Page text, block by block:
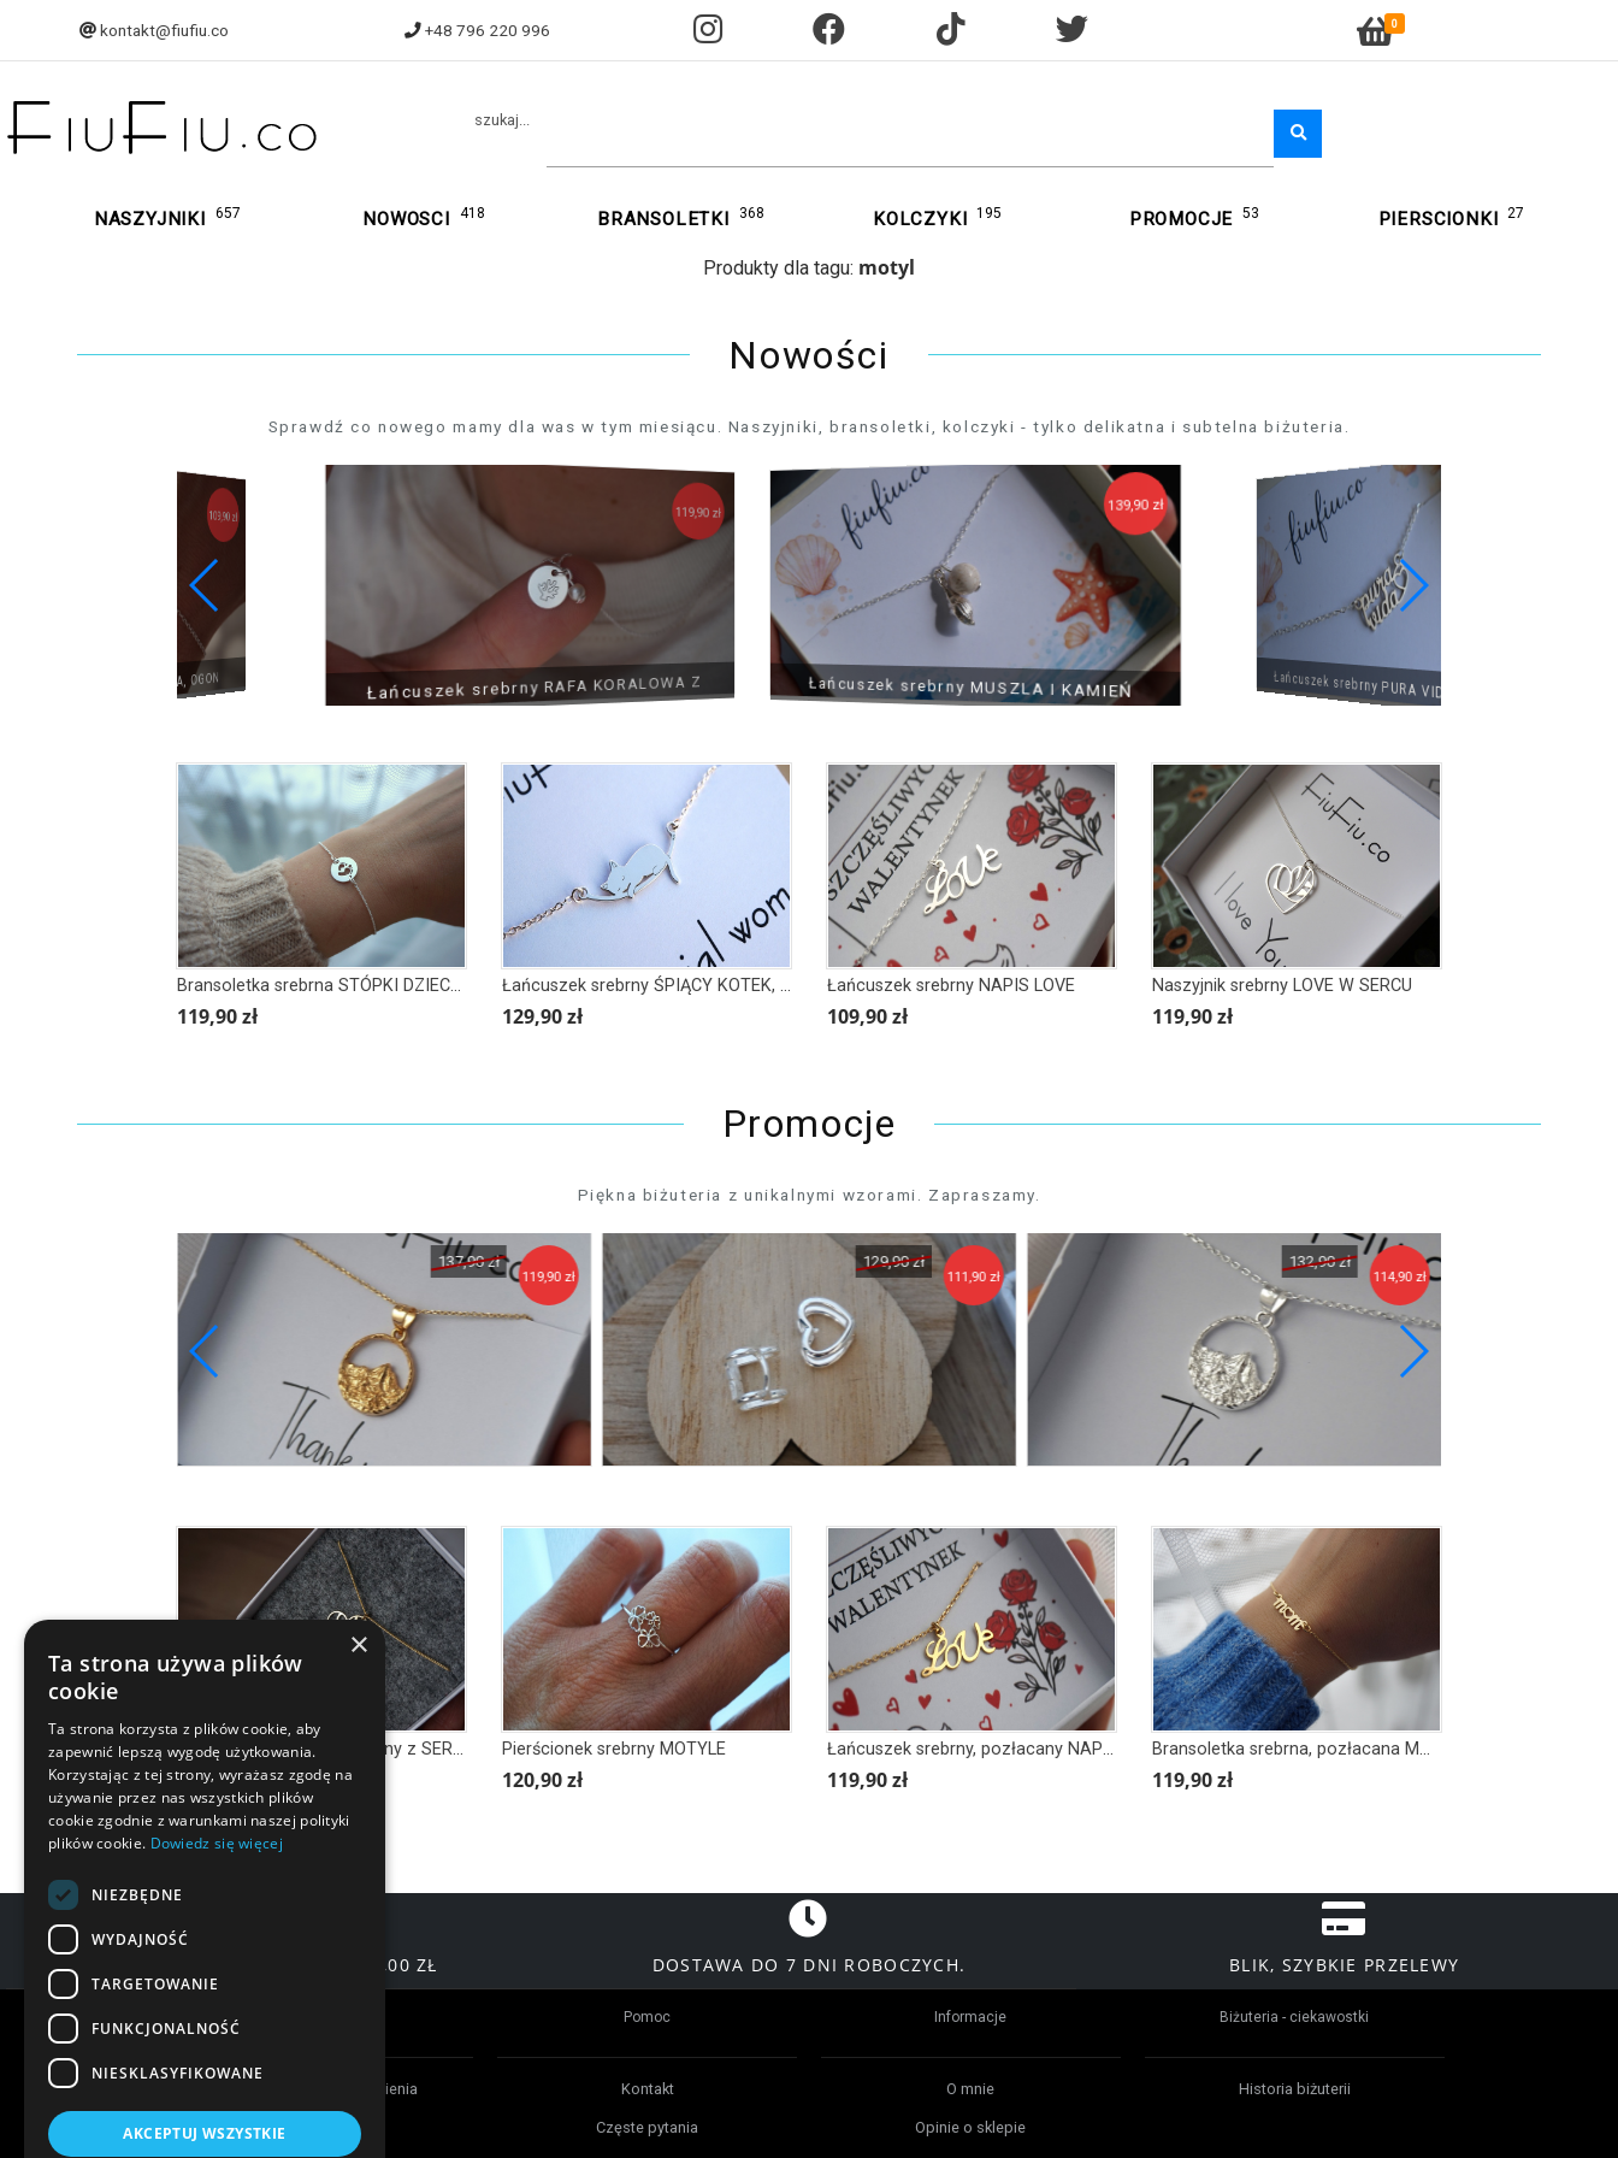
kontakt@fiufiu.co +48 796 220 996 0
szukaj...
NASZYJNIKI 657 NOWOSCI 418 BRANSOLETKI 368 KOLCZYKI 195 PROMOCJE 53 PIERSCIONKI 27
Produkty dla tagu: motyl
Nowości
Sprawdź co nowego mamy dla was w tym miesiącu. Naszyjniki, bransoletki, kolczyki - tylko delikatna i subtelna biżuteria.
Łańcuszek srebrny RAFA KORALOWA Z
119,90 zł
Łańcuszek srebrny MUSZLA I KAMIEŃ
139,90 zł
Łańcuszek srebrny PURA VIDA z sercem
Bransoletka srebrna STÓPKI DZIECKA
119,90 zł
Łańcuszek srebrny ŚPIĄCY KOTEK, KOT
129,90 zł
Łańcuszek srebrny NAPIS LOVE
109,90 zł
Naszyjnik srebrny LOVE W SERCU
119,90 zł
Promocje
Piękna biżuteria z unikalnymi wzorami. Zapraszamy.
137,90 zł
119,90 zł
129,90 zł
111,90 zł
132,90 zł
114,90 zł
Naszyjnik srebrny, pozłacany z SERCEM z napisem LOVE MIŁOŚĆ
120,90 zł
Pierścionek srebrny MOTYLE
120,90 zł
Łańcuszek srebrny, pozłacany NAPIS LOVE
119,90 zł
Bransoletka srebrna, pozłacana MOM, MAMA, SERCE
119,90 zł
DARMOWA DOSTAWA OD 200,00 ZŁ DOSTAWA DO 7 DNI ROBOCZYCH. BLIK, SZYBKIE PRZELEWY
Czas realizacji zamówienia
Formy płatności
Pomoc
Kontakt
Częste pytania
Informacje
O mnie
Opinie o sklepie
Biżuteria - ciekawostki
Historia biżuterii
×
Ta strona używa plików
cookie
Ta strona korzysta z plików cookie, aby
zapewnić lepszą wygodę użytkowania.
Korzystając z tej strony, wyrażasz zgodę na
używanie przez nas wszystkich plików
cookie zgodnie z warunkami naszej polityki
plików cookie. Dowiedz się więcej
NIEZBĘDNE
WYDAJNOŚĆ
TARGETOWANIE
FUNKCJONALNOŚĆ
NIESKLASYFIKOWANE
AKCEPTUJ WSZYSTKIE